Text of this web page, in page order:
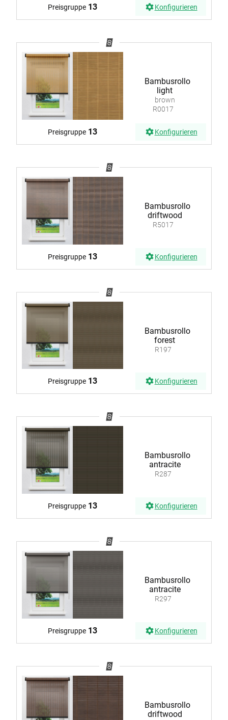
Preisgruppe 13 Konfigurieren
Bambusrollo
light
brown
R0017
Preisgruppe 13 Konfigurieren
Bambusrollo
driftwood
R5017
Preisgruppe 13 Konfigurieren
Bambusrollo
forest
R197
Preisgruppe 13 Konfigurieren
Bambusrollo
antracite
R287
Preisgruppe 13 Konfigurieren
Bambusrollo
antracite
R297
Preisgruppe 13 Konfigurieren
Bambusrollo
driftwood